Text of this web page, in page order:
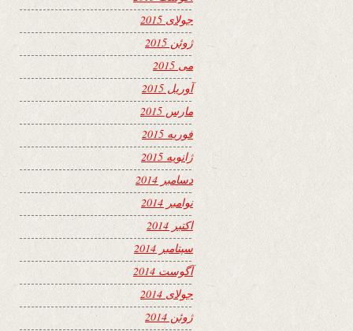
جولای 2015
ژوئن 2015
می 2015
آوریل 2015
مارس 2015
فوریه 2015
ژانویه 2015
دسامبر 2014
نوامبر 2014
اکتبر 2014
سپتامبر 2014
آگوست 2014
جولای 2014
ژوئن 2014